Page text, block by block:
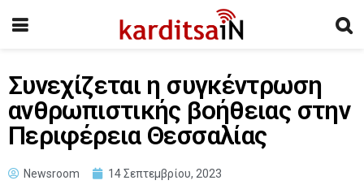
Συνεχίζεται η συγκέντρωση
ανθρωπιστικής βοήθειας στην
Περιφέρεια Θεσσαλίας
Newsroom 14 Σεπτεμβρίου, 2023